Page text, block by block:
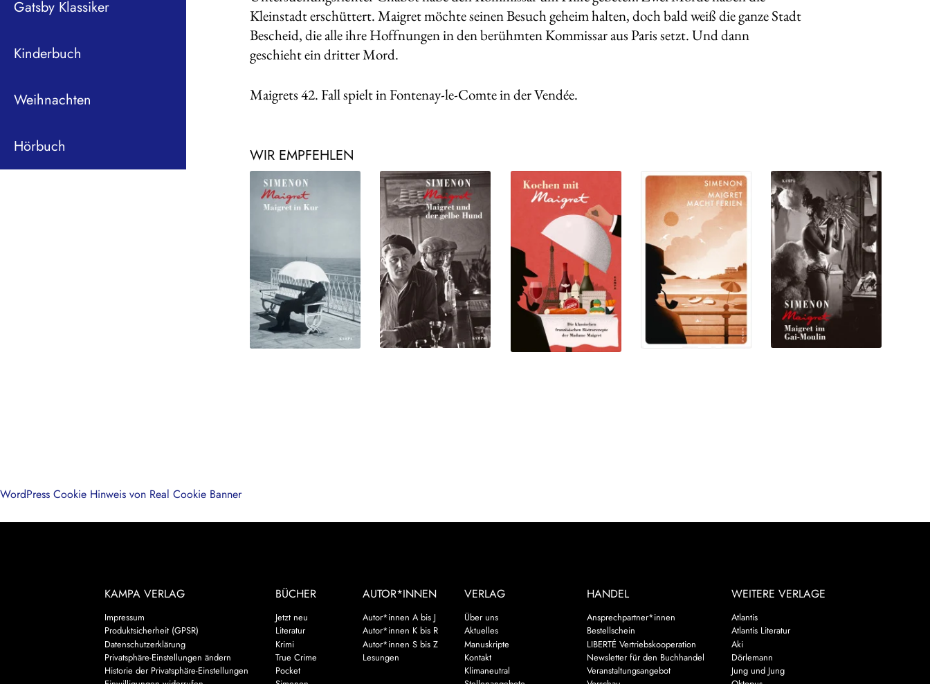
Gatsby Klassiker
Kinderbuch
Weihnachten
Hörbuch
Kleinstadt erschüttert. Maigret möchte seinen Besuch geheim halten, doch bald weiß die ganze Stadt
Bescheid, die alle ihre Hoffnungen in den berühmten Kommissar aus Paris setzt. Und dann
geschieht ein dritter Mord.
Maigrets 42. Fall spielt in Fontenay-le-Comte in der Vendée.
WIR EMPFEHLEN
KAMPA VERLAG
Impressum
Produktsicherheit (GPSR)
Datenschutzerklärung
Privatsphäre-Einstellungen ändern
Historie der Privatsphäre-Einstellungen
BÜCHER
Jetzt neu
Literatur
Krimi
True Crime
Pocket
AUTOR*INNEN
Autor*innen A bis J
Autor*innen K bis R
Autor*innen S bis Z
Lesungen
VERLAG
Über uns
Aktuelles
Manuskripte
Kontakt
Klimaneutral
HANDEL
Ansprechpartner*innen
Bestellschein
LIBERTÉ Vertriebskooperation
Newsletter für den Buchhandel
Veranstaltungsangebot
WEITERE VERLAGE
Atlantis
Atlantis Literatur
Aki
Dörlemann
Jung und Jung
WordPress Cookie Hinweis von Real Cookie Banner